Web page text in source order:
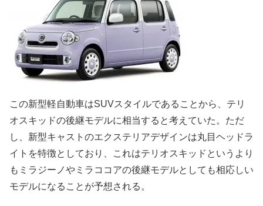
この新型軽自動車はSUVスタイルであることから、テリ
オスキッドの後継モデルに相当すると考えていた。ただ
し、新型キャストのエクステリアデザインは丸目ヘッドラ
イトを特徴としており、これはテリオスキッドというより
もミラジーノやミラココアの後継モデルとしても相応しい
モデルになることが予想される。